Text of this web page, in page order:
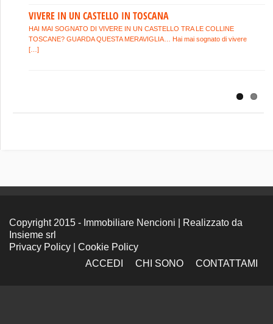
VIVERE IN UN CASTELLO IN TOSCANA
HAI MAI SOGNATO DI VIVERE IN UN CASTELLO TRA LE COLLINE
TOSCANE? GUARDA QUESTA MERAVIGLIA… Hai mai sognato di vivere
[…]
AGEVOLAZIONI PRIMA CASA GIOVANI
UNDER 36
Copyright 2015 - Immobiliare Nencioni | Realizzato da
Insieme srl
Privacy Policy
Cookie Policy
ACCEDI
CHI SONO CONTATTAMI